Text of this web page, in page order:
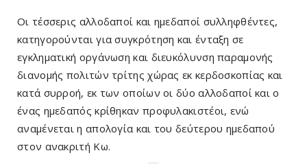
Οι τέσσερις αλλοδαποί και ημεδαποί συλληφθέντες,
κατηγορούνται για συγκρότηση και ένταξη σε
εγκληματική οργάνωση και διευκόλυνση παραμονής
διανομής πολιτών τρίτης χώρας εκ κερδοσκοπίας και
κατά συρροή, εκ των οποίων οι δύο αλλοδαποί και ο
ένας ημεδαπός κρίθηκαν προφυλακιστέοι, ενώ
αναμένεται η απολογία και του δεύτερου ημεδαπού
στον ανακριτή Κω.